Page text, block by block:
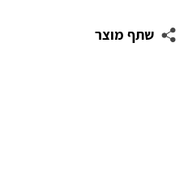
שתף מוצר